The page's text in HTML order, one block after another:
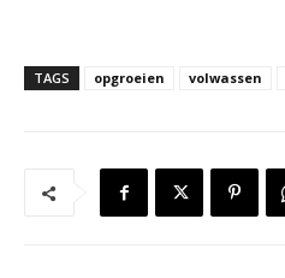
TAGS opgroeien volwassen